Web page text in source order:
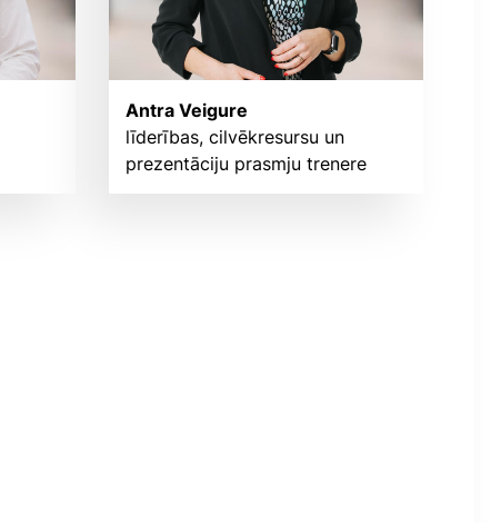
Antra Veigure
līderības, cilvēkresursu un
prezentāciju prasmju trenere